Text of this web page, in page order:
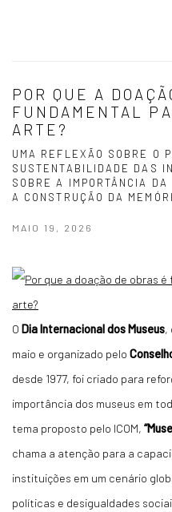
POR QUE A
FUNDAMENTAL
ARTE?
UMA REFLEXÃO SOBRE O
SUSTENTABILIDADE DAS
SOBRE A IMPORTÂNCIA
A CONSTRUÇÃO DA
MAIO 19, 2026
O Dia Internacional dos Museus,
maio e organizado pelo
desde 1977, foi criado para
importância dos museus em
tema proposto pelo ICOM,
chama a atenção para a
instituições em um cenário
políticas e desigualdades